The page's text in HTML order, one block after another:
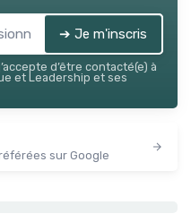
➔ Je m'inscris
d’être contacté(e) à
et Leadership et ses
sur Google